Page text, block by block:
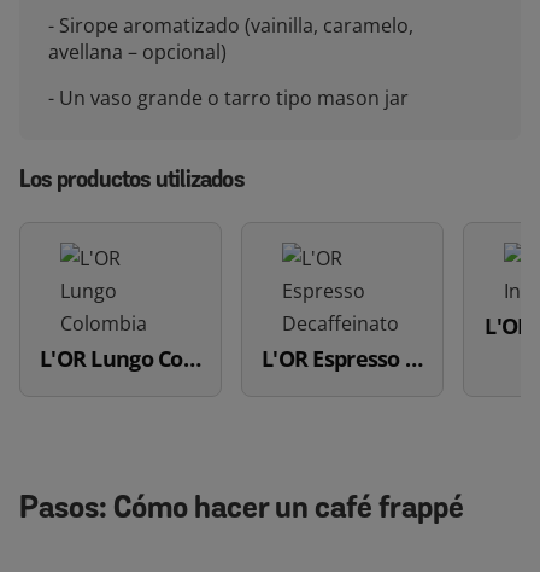
- Sirope aromatizado (vainilla, caramelo,
avellana – opcional)
- Un vaso grande o tarro tipo mason jar
Los productos utilizados
L'OR Lungo Colombia L'OR Espresso Decaffeinato
L'OR
Pasos: Cómo hacer un café frappé